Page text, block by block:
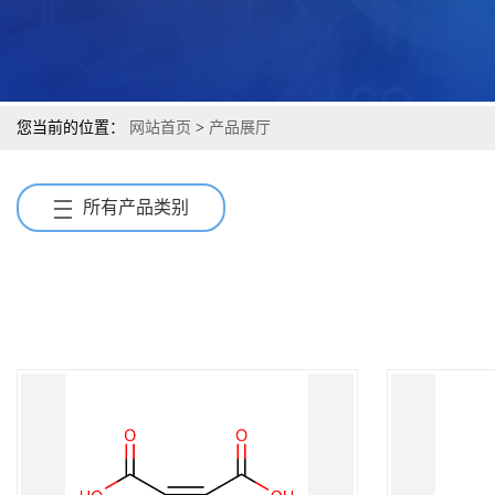
您当前的位置： 网站首页 > 产品展厅
所有产品类别